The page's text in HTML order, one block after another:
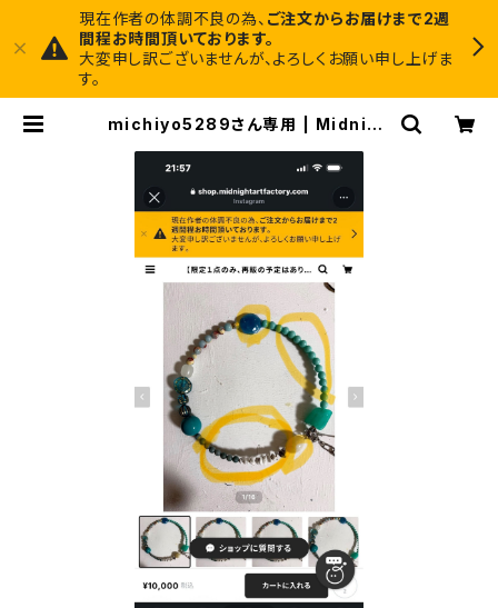
現在作者の体調不良の為、 ご注文からお届けまで2週
間程お時間頂いております。
大変申し訳ございませんが、よろしくお願い申し上げま
す。
michiyo5289さん専用 | Midnigh
染むアートと、ちょっと尖ったアクセサ